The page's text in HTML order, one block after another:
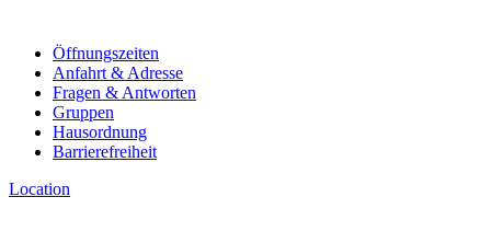
Öffnungszeiten
Anfahrt & Adresse
Fragen & Antworten
Gruppen
Hausordnung
Barrierefreiheit
Location